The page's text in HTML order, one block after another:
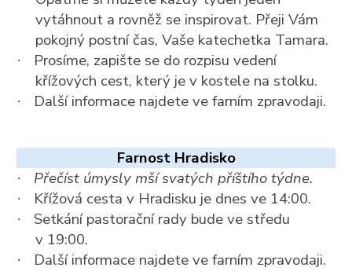
vytáhnout a rovněž se inspirovat. Přeji Vám
pokojný postní čas, Vaše katechetka Tamara.
·
Prosíme, zapište se do rozpisu vedení
křížových cest, který je v kostele na stolku.
· Další informace najdete ve farním zpravodaji.
Farnost Hradisko
· Přečíst úmysly mší svatých příštího týdne.
· Křížová cesta v Hradisku je dnes ve 14:00.
·
Setkání pastorační rady bude ve středu
v 19:00.
· Další informace najdete ve farním zpravodaji.